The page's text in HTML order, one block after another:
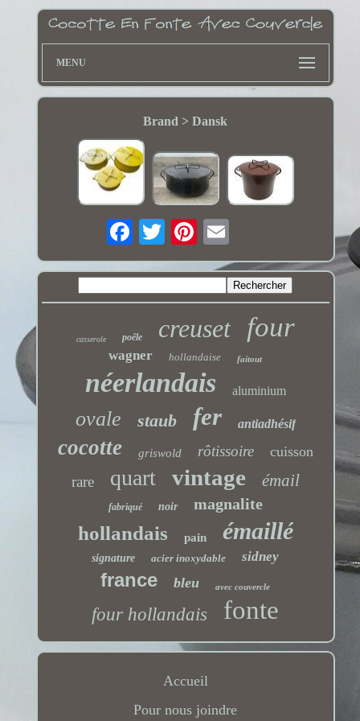
MENU
Brand > Dansk
casserole poêle creuset four
wagner hollandaise faitout
néerlandais aluminium
ovale staub fer antiadhésif
cocotte griswold rôtissoire cuisson
rare quart vintage émail
fabriqué noir magnalite
hollandais pain émaillé
signature acier inoxydable sidney
france bleu avec couvercle
four hollandais fonte
Accueil
Pour nous joindre